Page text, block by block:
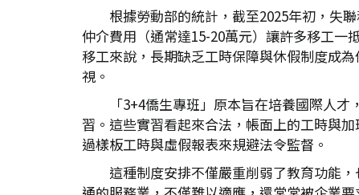
根據勞動部的統計，截至2025年初，失
仲介費用（通常達15-20萬元）讓許多移工一
移工來說，長期缺乏工時保障與休假制度成
視。
「3+4僑生專班」原本旨在培養國際人
習。這些實習看起來合法，帳面上的工時與
過樣板工時與虛假報表來規避法令監督。
這種制度安排不僅嚴重削弱了教育功能